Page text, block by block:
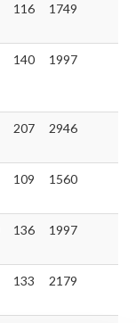
116 1749
140 1997
207 2946
109 1560
136 1997
133 2179